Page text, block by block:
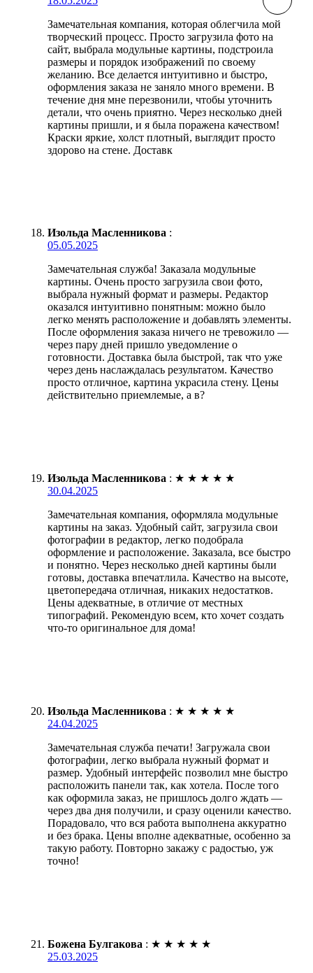
Замечательная компания, которая облегчила мой
творческий процесс. Просто загрузила фото на
сайт, выбрала модульные картины, подстроила
размеры и порядок изображений по своему
желанию. Все делается интуитивно и быстро,
оформления заказа не заняло много времени. В
течение дня мне перезвонили, чтобы уточнить
детали, что очень приятно. Через несколько дней
картины пришли, и я была поражена качеством!
Краски яркие, холст плотный, выглядит просто
здорово на стене. Доставк
Изольда Масленникова :
05.05.2025
Замечательная служба! Заказала модульные
картины. Очень просто загрузила свои фото,
выбрала нужный формат и размеры. Редактор
оказался интуитивно понятным: можно было
легко менять расположение и добавлять элементы.
После оформления заказа ничего не тревожило —
через пару дней пришло уведомление о
готовности. Доставка была быстрой, так что уже
через день наслаждалась результатом. Качество
просто отличное, картина украсила стену. Цены
действительно приемлемые, а в?
Изольда Масленникова : ★ ★ ★ ★ ★
30.04.2025
Замечательная компания, оформляла модульные
картины на заказ. Удобный сайт, загрузила свои
фотографии в редактор, легко подобрала
оформление и расположение. Заказала, все быстро
и понятно. Через несколько дней картины были
готовы, доставка впечатлила. Качество на высоте,
цветопередача отличная, никаких недостатков.
Цены адекватные, в отличие от местных
типографий. Рекомендую всем, кто хочет создать
что-то оригинальное для дома!
Изольда Масленникова : ★ ★ ★ ★ ★
24.04.2025
Замечательная служба печати! Загружала свои
фотографии, легко выбрала нужный формат и
размер. Удобный интерфейс позволил мне быстро
расположить панели так, как хотела. После того
как оформила заказ, не пришлось долго ждать —
через два дня получили, и сразу оценили качество.
Порадовало, что вся работа выполнена аккуратно
и без брака. Цены вполне адекватные, особенно за
такую работу. Повторно закажу с радостью, уж
точно!
Божена Булгакова : ★ ★ ★ ★ ★
25.03.2025